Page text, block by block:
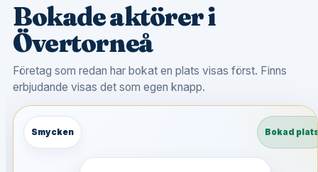
Bokade aktörer i
Övertorneå
Företag som redan har bokat en plats visas först. Finns
erbjudande visas det som egen knapp.
Smycken Bokad